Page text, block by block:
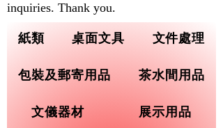
紙類 桌面文具 文件處理
包裝及郵寄用品 茶水間用品
文儀器材 展示用品
inquiries. Thank you.